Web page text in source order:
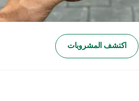
اكتشف المشروبات